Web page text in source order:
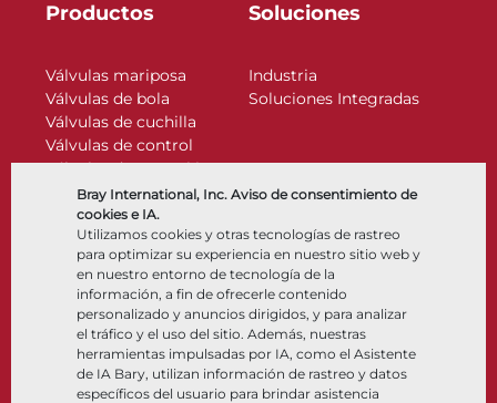
Bray International, Inc. Aviso de consentimiento de
cookies e IA.
Utilizamos cookies y otras tecnologías de rastreo
para optimizar su experiencia en nuestro sitio web y
en nuestro entorno de tecnología de la
información, a fin de ofrecerle contenido
personalizado y anuncios dirigidos, y para analizar
el tráfico y el uso del sitio. Además, nuestras
herramientas impulsadas por IA, como el Asistente
de IA Bary, utilizan información de rastreo y datos
específicos del usuario para brindar asistencia
Productos
Válvulas mariposa
Válvulas de bola
Válvulas de cuchilla
Válvulas de control
Válvulas de retención
Actuadores
Accesorios de control
Criogénico
Soluciones
Industria
Soluciones Integradas
Compañía
Nosotros
Ubicaciones
Asociación
Sostenibilidad
Recursos
Documentos
Centro de información
Software
Selección de materiales